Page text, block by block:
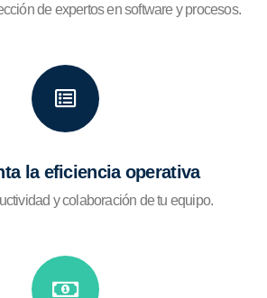
de expertos en software y procesos.
la eficiencia operativa
y colaboración de tu equipo.